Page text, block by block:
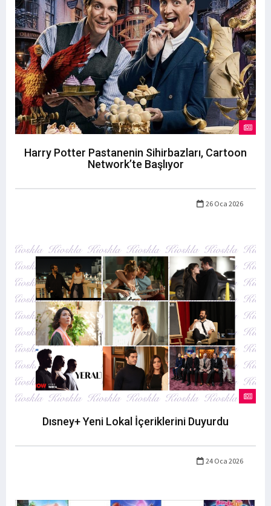
Harry Potter Pastanenin Sihirbazları, Cartoon
Network’te Başlıyor
26 Oca 2026
Dısney+ Yeni Lokal İçeriklerini Duyurdu
24 Oca 2026